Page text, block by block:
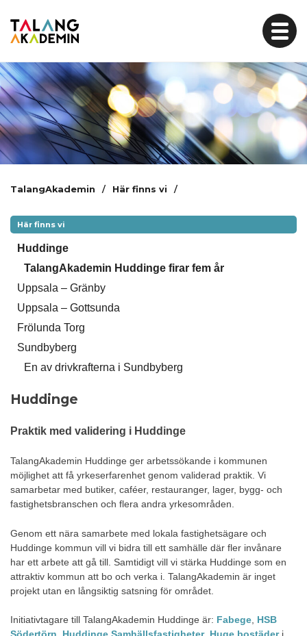
content
TalangAkademin / Här finns vi /
Här finns vi
Huddinge
TalangAkademin Huddinge firar fem år
Uppsala – Gränby
Uppsala – Gottsunda
Frölunda Torg
Sundbyberg
En av drivkrafterna i Sundbyberg
Huddinge
Praktik med validering i Huddinge
TalangAkademin Huddinge ger arbetssökande i kommunen
möjlighet att få yrkeserfarenhet genom validerad praktik. Vi
samarbetar med butiker, caféer, restauranger, lager, bygg- och
fastighetsbranschen och flera andra yrkesområden.
Genom ett nära samarbete med lokala fastighetsägare och
Huddinge kommun vill vi bidra till ett samhälle där fler invånare
har ett arbete att gå till. Samtidigt vill vi stärka Huddinge som en
attraktiv kommun att bo och verka i. TalangAkademin är inget
projekt utan en långsiktig satsning för området.
Initiativtagare till TalangAkademin Huddinge är: Fabege, HSB